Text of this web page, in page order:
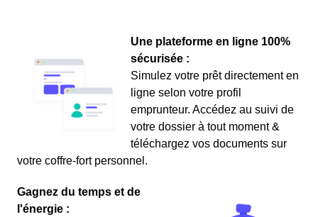
Une plateforme en ligne 100%
sécurisée :
Simulez votre prêt directement en
ligne selon votre profil
emprunteur. Accédez au suivi de
votre dossier à tout moment &
téléchargez vos documents sur
votre coffre-fort personnel.
Gagnez du temps et de
l'énergie :